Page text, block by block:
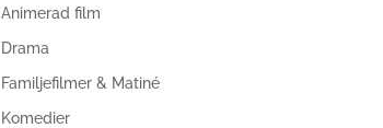
Animerad film
Drama
Familjefilmer & Matiné
Komedier